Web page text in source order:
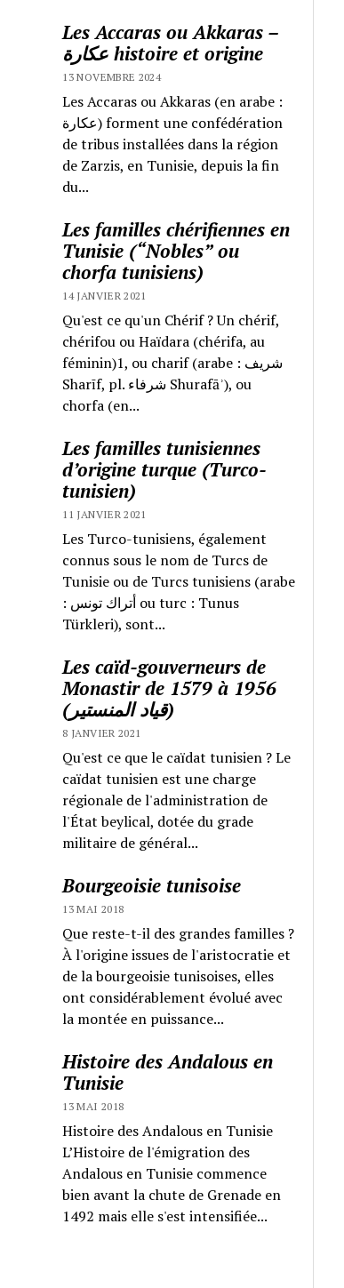
Les Accaras ou Akkaras –
عكارة histoire et origine
13 NOVEMBRE 2024
Les Accaras ou Akkaras (en arabe :
عكارة) forment une confédération
de tribus installées dans la région
de Zarzis, en Tunisie, depuis la fin
du...
Les familles chérifiennes en
Tunisie (“Nobles” ou
chorfa tunisiens)
14 JANVIER 2021
Qu'est ce qu'un Chérif ? Un chérif,
chérifou ou Haïdara (chérifa, au
féminin)1, ou charif (arabe : شريف
Sharīf, pl. شرفاء Shurafāʾ), ou
chorfa (en...
Les familles tunisiennes
d’origine turque (Turco-
tunisien)
11 JANVIER 2021
Les Turco-tunisiens, également
connus sous le nom de Turcs de
Tunisie ou de Turcs tunisiens (arabe
: أتراك تونس ou turc : Tunus
Türkleri), sont...
Les caïd-gouverneurs de
Monastir de 1579 à 1956
(قياد المنستير)
8 JANVIER 2021
Qu'est ce que le caïdat tunisien ? Le
caïdat tunisien est une charge
régionale de l'administration de
l'État beylical, dotée du grade
militaire de général...
Bourgeoisie tunisoise
13 MAI 2018
Que reste-t-il des grandes familles ?
À l'origine issues de l'aristocratie et
de la bourgeoisie tunisoises, elles
ont considérablement évolué avec
la montée en puissance...
Histoire des Andalous en
Tunisie
13 MAI 2018
Histoire des Andalous en Tunisie
L’Histoire de l'émigration des
Andalous en Tunisie commence
bien avant la chute de Grenade en
1492 mais elle s'est intensifiée...